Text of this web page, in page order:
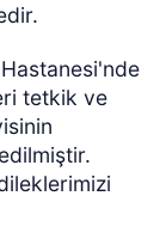
tetkik ve